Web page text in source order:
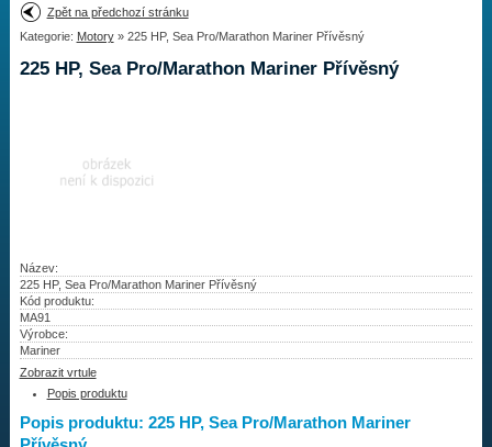
Provedení:
Výrobce:
Najít vrtuli
Vrtule
Kontakty
Aktuality
Zpět na předchozí stránku
Kategorie: Motory» 225 HP, Sea Pro/Marathon Mariner Přívěsný
225 HP, Sea Pro/Marathon Mariner Přívěsný
Název:
225 HP, Sea Pro/Marathon Mariner Přívěsný
Kód produktu:
MA91
Výrobce:
Mariner
Zobrazit vrtule
Popis produktu
Popis produktu: 225 HP, Sea Pro/Marathon Mariner